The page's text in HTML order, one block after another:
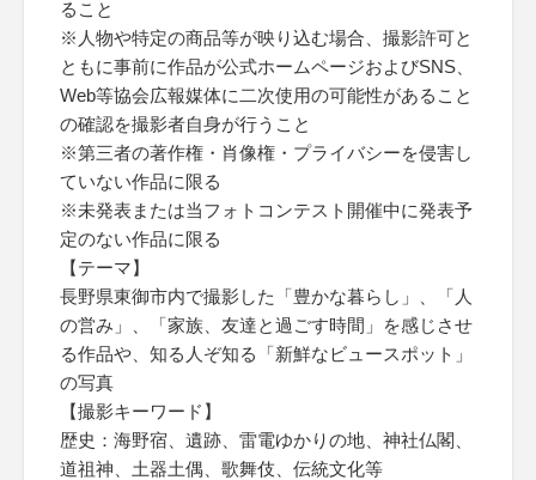
ること
※人物や特定の商品等が映り込む場合、撮影許可と
ともに事前に作品が公式ホームページおよびSNS、
Web等協会広報媒体に二次使用の可能性があること
の確認を撮影者自身が行うこと
※第三者の著作権・肖像権・プライバシーを侵害し
ていない作品に限る
※未発表または当フォトコンテスト開催中に発表予
定のない作品に限る
【テーマ】
長野県東御市内で撮影した「豊かな暮らし」、「人
の営み」、「家族、友達と過ごす時間」を感じさせ
る作品や、知る人ぞ知る「新鮮なビュースポット」
の写真
【撮影キーワード】
歴史：海野宿、遺跡、雷電ゆかりの地、神社仏閣、
道祖神、土器土偶、歌舞伎、伝統文化等